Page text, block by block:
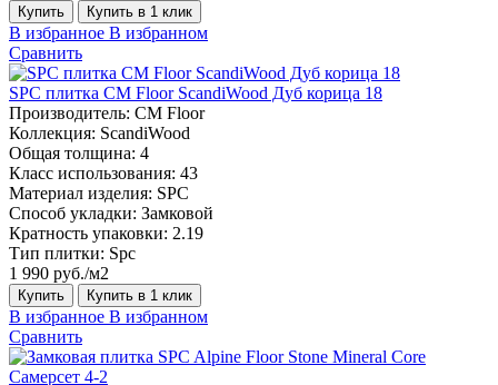
Купить Купить в 1 клик
В избранное В избранном
Сравнить
SPC плитка CM Floor ScandiWood Дуб корица 18
Производитель: CM Floor
Коллекция: ScandiWood
Общая толщина: 4
Класс использования: 43
Материал изделия: SPC
Способ укладки: Замковой
Кратность упаковки: 2.19
Тип плитки: Spc
1 990 руб./м2
Купить Купить в 1 клик
В избранное В избранном
Сравнить